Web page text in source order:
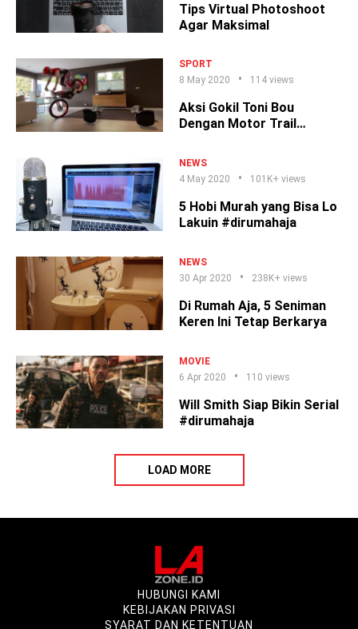
Tips Virtual Photoshoot
Agar Maksimal
SPORT
8 May 2020
114 views
Aksi Gokil Toni Bou
Dengan Motor Trail
NEWS
4 May 2020
101K+ views
5 Hobi Murah yang Bisa Lo
Lakuin #dirumahaja
NEWS
30 Apr 2020
238K+ views
Di Rumah Aja, 5 Seniman
Keren Ini Tetap Berkarya
MOVIE
6 Apr 2020
110 views
Will Smith Siap Bikin Serial
#dirumahaja
LOAD MORE
HUBUNGI KAMI
KEBIJAKAN PRIVASI
SYARAT DAN KETENTUAN